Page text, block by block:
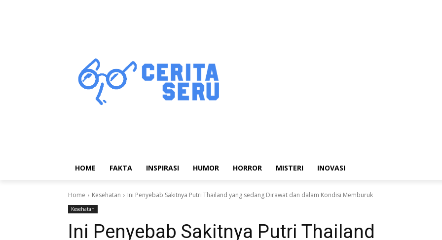
HOME FAKTA INSPIRASI HUMOR HORROR MISTERI INOVASI
Home Kesehatan Ini Penyebab Sakitnya Putri Thailand yang sedang Dirawat dan dalam Kondisi Memburuk
Kesehatan
Ini Penyebab Sakitnya Putri Thailand